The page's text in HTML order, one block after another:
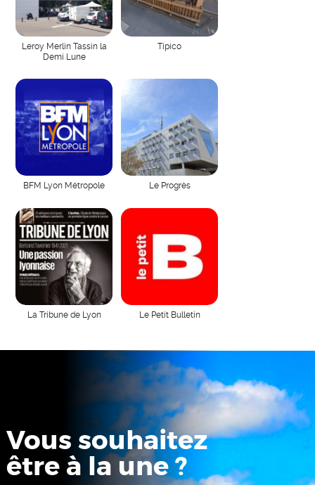
Leroy Merlin Tassin la
Demi Lune
Tipico
BFM Lyon Métropole Le Progrès
La Tribune de Lyon Le Petit Bulletin
Vous souhaitez
être à la une ?